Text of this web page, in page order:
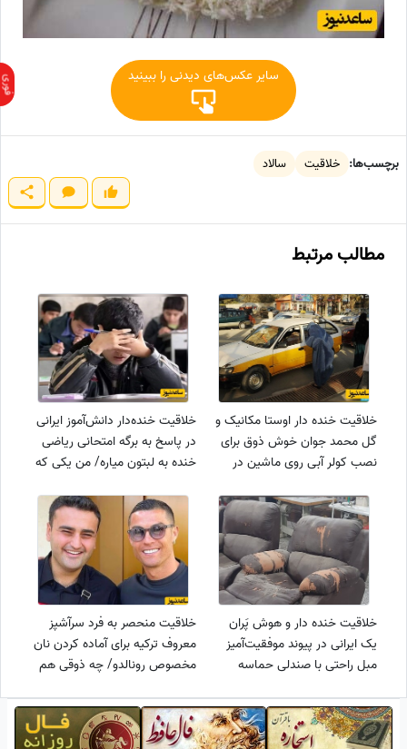
سایر عکس‌های دیدنی را ببینید
برچسب‌ها: خلاقیت سالاد
مطالب مرتبط
خلاقیت خنده دار اوستا مکانیک و
گل محمد جوان خوش ذوق برای
نصب کولر آبی روی ماشین در
تو موزه نگه داشت...
خلاقیت خنده‌دار دانش‌آموز ایرانی
در پاسخ به برگه امتحانی ریاضی
خنده به لبتون میاره/ من یکی که
نفهمیده بودم😂
خلاقیت خنده دار و هوش پَران
یک ایرانی در پیوند موفقیت‌آمیز
مبل راحتی با صندلی حماسه
افتخاری ندن در حقش ظلم کردن
😂
خلاقیت منحصر به فرد سرآشپز
معروف ترکیه برای آماده کردن نان
مخصوص رونالدو/ چه ذوقی هم